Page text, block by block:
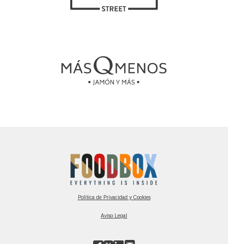
Política de Privacidad y Cookies
Aviso Legal